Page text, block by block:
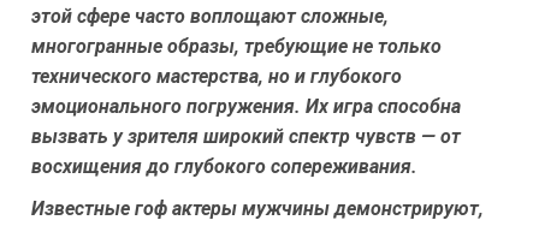
этой сфере часто воплощают сложные,
многогранные образы, требующие не только
технического мастерства, но и глубокого
эмоционального погружения. Их игра способна
вызвать у зрителя широкий спектр чувств — от
восхищения до глубокого сопереживания.
Известные гоф актеры мужчины демонстрируют,